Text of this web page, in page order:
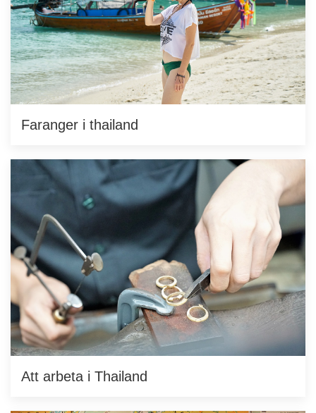
Faranger i thailand
Att arbeta i Thailand